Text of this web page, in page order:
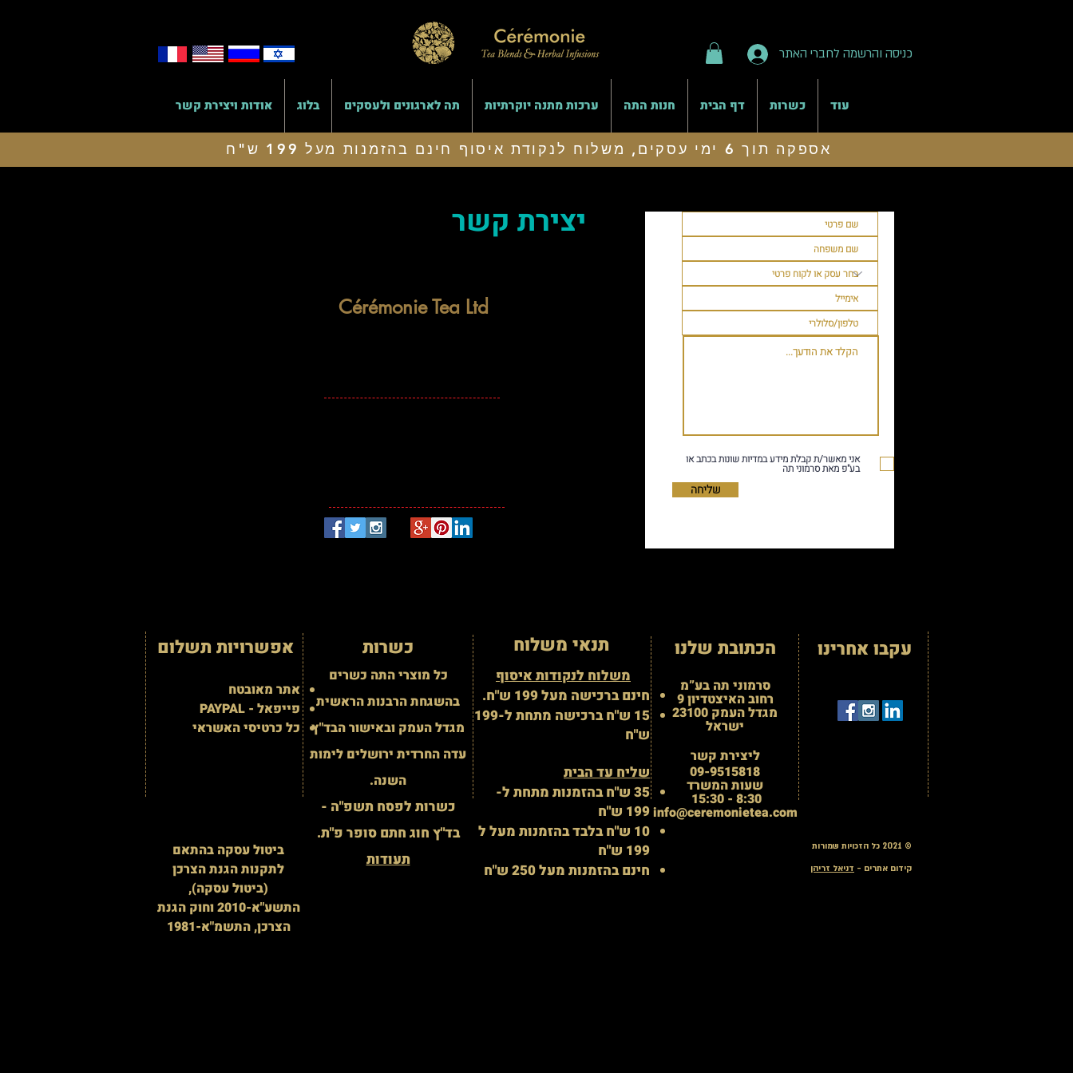
כניסה והרשמה לחברי האתר
אודות ויצירת קשר בלוג תה לארגונים ולעסקים ערכות מתנה יוקרתיות חנות התה דף הבית כשרות עוד
אספקה תוך 6 ימי עסקים, משלוח לנקודת איסוף חינם בהזמנות מעל 199 ש"ח
Cérémonie Tea Ltd
ישראל
יצירת קשר
אני מאשר/ת קבלת מידע במדיות שונות בכתב או
בע"פ מאת סרמוני תה
שליחה
אפשרויות תשלום
אתר מאובטח
פייפאל - PAYPAL
כל כרטיסי האשראי
ביטול עסקה בהתאם
לתקנות הגנת הצרכן
(ביטול עסקה),
התשע"א-2010 וחוק הגנת
הצרכן, התשמ"א-1981
כשרות
כל מוצרי התה כשרים
בהשגחת הרבנות הראשית
מגדל העמק ובאישור הבד"ץ
עדה החרדית ירושלים לימות
השנה.
כשרות לפסח תשפ"ה -
בד"ץ חוג חתם סופר פ"ת.
תעודות
תנאי משלוח
משלוח לנקודות איסוף
חינם ברכישה מעל 199 ש"ח.
15 ש"ח ברכישה מתחת ל-199
ש"ח
שליח עד הבית
35 ש"ח בהזמנות מתחת ל-
199 ש"ח
10 ש"ח בלבד בהזמנות מעל ל
199 ש"ח
חינם בהזמנות מעל 250 ש"ח
הכתובת שלנו
סרמוני תה בע”מ
רחוב האיצטדיון 9
מגדל העמק 23100
ישראל
ליצירת קשר
09-9515818
שעות המשרד
8:30 - 15:30
info@ceremonietea.com
עקבו אחרינו
© 2021 כל הזכויות שמורות
קידום אתרים - דניאל זריהן